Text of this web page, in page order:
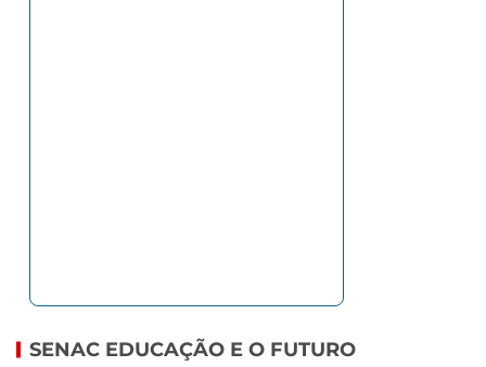
SENAC EDUCAÇÃO E O FUTURO